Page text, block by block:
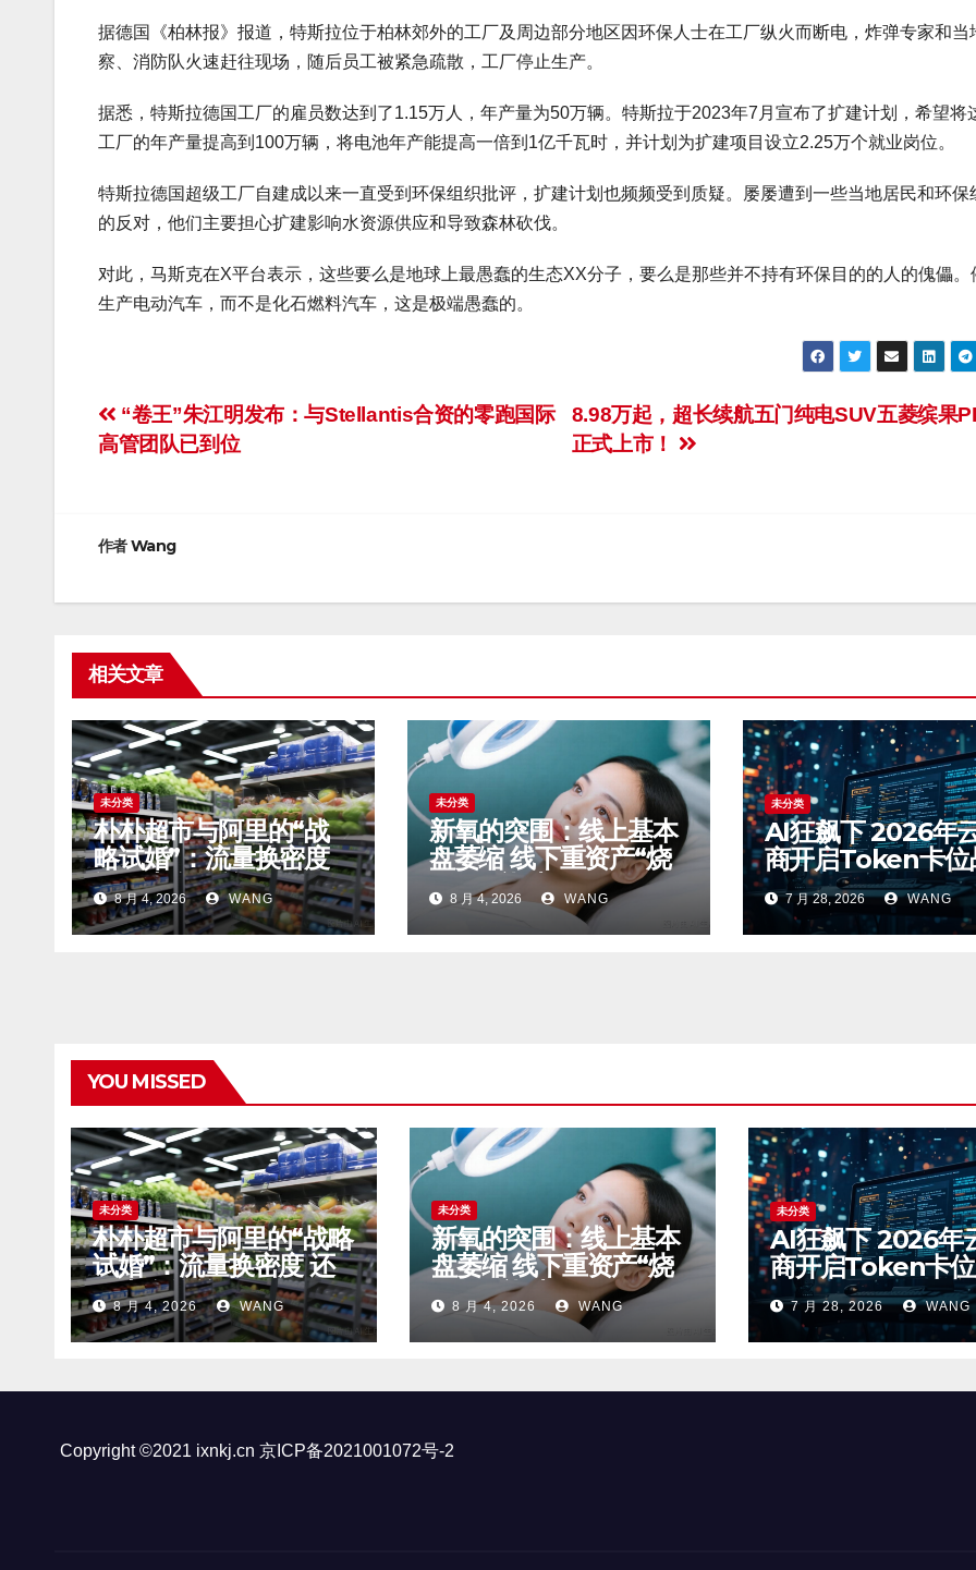
据德国《柏林报》报道，特斯拉位于柏林郊外的工厂及周边部分地区因环保人士在工厂纵火而断电，炸弹专家和当
察、消防队火速赶往现场，随后员工被紧急疏散，工厂停止生产。
据悉，特斯拉德国工厂的雇员数达到了1.15万人，年产量为50万辆。特斯拉于2023年7月宣布了扩建计划，希望将
工厂的年产量提高到100万辆，将电池年产能提高一倍到1亿千瓦时，并计划为扩建项目设立2.25万个就业岗位。
特斯拉德国超级工厂自建成以来一直受到环保组织批评，扩建计划也频频受到质疑。屡屡遭到一些当地居民和环保
的反对，他们主要担心扩建影响水资源供应和导致森林砍伐。
对此，马斯克在X平台表示，这些要么是地球上最愚蠢的生态XX分子，要么是那些并不持有环保目的的人的傀儡。
生产电动汽车，而不是化石燃料汽车，这是极端愚蠢的。
文
章
航
8.98万起，超长续航五门纯电SUV五菱缤果
正式上市！
“卷王”朱江明发布：与Stellantis合资的零跑国际
高管团队已到位
作者Wang
相关文章
未分类
朴朴超市与阿里的“战
略试婚”：流量换密度
还是卖身的前奏？
8 月 4, 2026 WANG
未分类
新氧的突围：线上基本
盘萎缩 线下重资产“烧
钱” AI能破局吗？
8 月 4, 2026 WANG
未分类
AI狂飙下 2026年
商开启Token卡位
7 月 28, 2026 WANG
YOU MISSED
未分类
朴朴超市与阿里的“战略
试婚”：流量换密度 还
是卖身的前奏？
8 月 4, 2026 WANG
未分类
新氧的突围：线上基本
盘萎缩 线下重资产“烧
钱” AI能破局吗？
8 月 4, 2026 WANG
未分类
AI狂飙下 2026年
商开启Token卡
7 月 28, 2026 WANG
Copyright ©2021 ixnkj.cn 京ICP备2021001072号-2